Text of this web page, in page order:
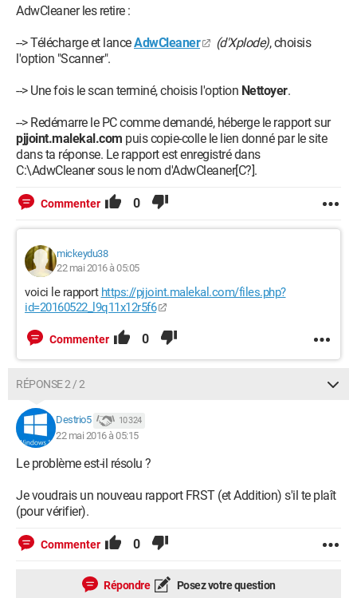
AdwCleaner les retire :
--> Télécharge et lanceAdwCleaner (d'Xplode), choisis
l'option "Scanner".
--> Une fois le scan terminé, choisis l'option Nettoyer.
--> Redémarre le PC comme demandé, héberge le rapport sur
pjjoint.malekal.com puis copie-colle le lien donné par le site
dans ta réponse. Le rapport est enregistré dans
C:\AdwCleaner sous le nom d'AdwCleaner[C?].
Commenter 0
mickeydu38
22 mai 2016 à 05:05
voici le rapport https://pjjoint.malekal.com/files.php?
id=20160522_l9q11x12r5f6
Commenter 0
RÉPONSE 2 / 2
Destrio5 10 324
22 mai 2016 à 05:15
Le problème est-il résolu ?
Je voudrais un nouveau rapport FRST (et Addition) s'il te plaît
(pour vérifier).
Commenter 0
Répondre Posez votre question